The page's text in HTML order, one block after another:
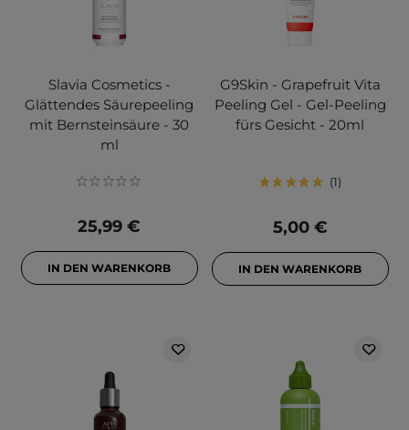
Slavia Cosmetics -
Glättendes Säurepeeling
mit Bernsteinsäure - 30
ml
25,99 €
IN DEN WARENKORB
G9Skin - Grapefruit Vita
Peeling Gel - Gel-Peeling
fürs Gesicht - 20ml
1
5,00 €
IN DEN WARENKORB